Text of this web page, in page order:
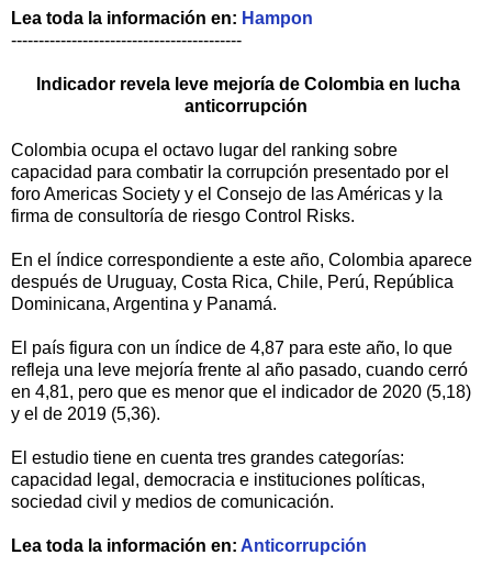
Lea toda la información en: Hampon
------------------------------------------
Indicador revela leve mejoría de Colombia en lucha
anticorrupción
Colombia ocupa el octavo lugar del ranking sobre
capacidad para combatir la corrupción presentado por el
foro Americas Society y el Consejo de las Américas y la
firma de consultoría de riesgo Control Risks.
En el índice correspondiente a este año, Colombia aparece
después de Uruguay, Costa Rica, Chile, Perú, República
Dominicana, Argentina y Panamá.
El país figura con un índice de 4,87 para este año, lo que
refleja una leve mejoría frente al año pasado, cuando cerró
en 4,81, pero que es menor que el indicador de 2020 (5,18)
y el de 2019 (5,36).
El estudio tiene en cuenta tres grandes categorías:
capacidad legal, democracia e instituciones políticas,
sociedad civil y medios de comunicación.
Lea toda la información en: Anticorrupción